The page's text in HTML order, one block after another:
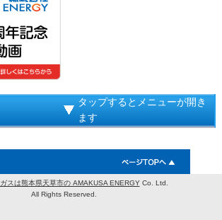
タップするとメニューが開き
ます
ガスは熊本県天草市の AMAKUSA ENERGYCo. Ltd.
All Rights Reserved.